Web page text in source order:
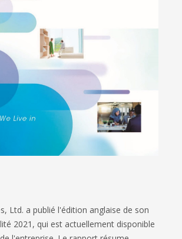
Ltd. a publié l'édition anglaise de son
2021, qui est actuellement disponible